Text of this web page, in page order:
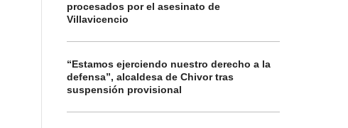
procesados por el asesinato de
Villavicencio
“Estamos ejerciendo nuestro derecho a la
defensa”, alcaldesa de Chivor tras
suspensión provisional